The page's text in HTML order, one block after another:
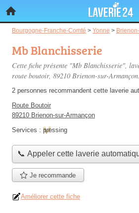
Bourgogne-Franche-Comté > Yonne >
Mb Blanchisserie
Cette fiche présente "Mb Blanchisserie",
route boutoir, 89210 Brienon-sur-Armançon.
2 personnes recommandent cette laverie
Route Boutoir
89210 Brienon-sur-Armançon
Services : pressing
📞 Appeler cette laverie
Je recommande
Améliorer cette fiche